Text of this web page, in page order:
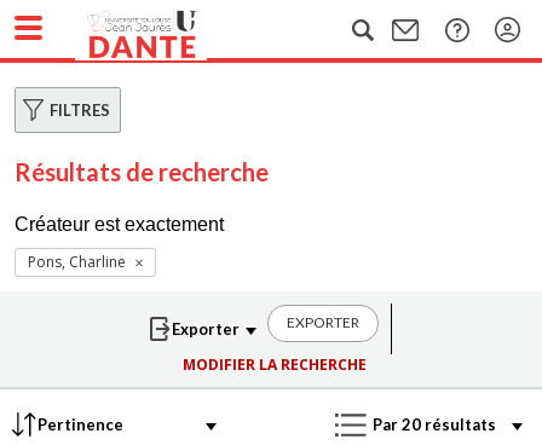
FILTRES
Résultats de recherche
Créateur est exactement
Pons, Charline
EXPORTER
MODIFIER LA RECHERCHE